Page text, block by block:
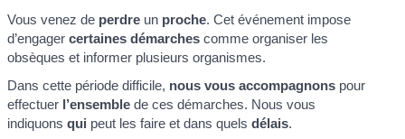
Vous venez de perdre un proche. Cet événement impose
d’engagercertaines démarches comme organiser les
obsèques et informer plusieurs organismes.
Dans cette période difficile, nous vous accompagnons pour
effectuer l’ensemble de ces démarches. Nous vous
indiquonsqui peut les faire et dans quelsdélais.